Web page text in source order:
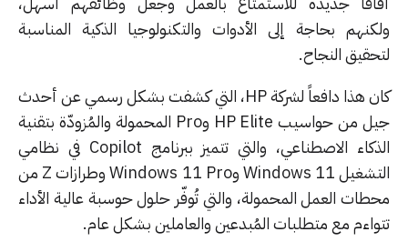
بحاجة إلى الأدوات والتكنولوجيا الذكية المناسبة
النجاح.
كان هذا دافعاً لشركة HP، التي كشفت بشكل رسمي عن أحدث
جيل من حواسيب HP Elite وPro المحمولة والمُزودّة بتقنية
الذكاء الاصطناعي، والتي تتميز ببرنامج Copilot في نظامي
التشغيل Windows 11 وWindows 11 Pro وطرازات Z من
العمل المحمولة، والتي تُوفّر حلول حوسبة عالية الأداء
مع متطلبات المُبدعين والعاملين بشكل عام.